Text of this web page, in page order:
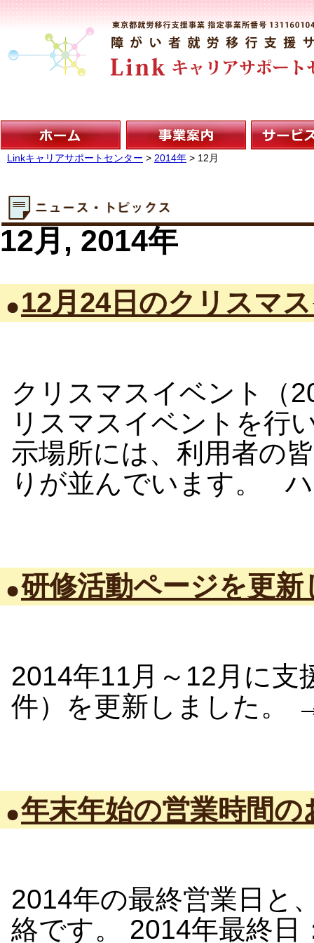
Linkキャリアサポートセンター > 2014年 > 12月
12月, 2014年
12月24日のクリスマ
クリスマスイベント（
リスマスイベントを行
示場所には、利用者の
りが並んでいます。
研修活動ページを更新
2014年11月～12月に支
件）を更新しました。
年末年始の営業時間の
2014年の最終営業日と
絡です。 2014年最終